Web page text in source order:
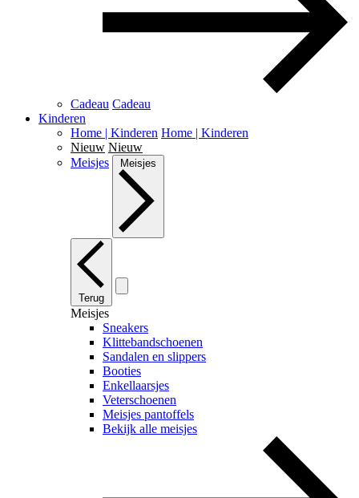
Cadeau Cadeau
Kinderen
Home | Kinderen Home | Kinderen
Nieuw Nieuw
Meisjes
Meisjes
Terug
Meisjes
Sneakers
Klittebandschoenen
Sandalen en slippers
Booties
Enkellaarsjes
Veterschoenen
Meisjes pantoffels
Bekijk alle meisjes